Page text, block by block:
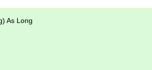
As Long